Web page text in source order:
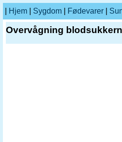
Hjem Sygdom Fødevarer
Overvågning